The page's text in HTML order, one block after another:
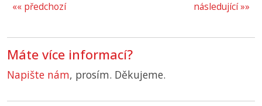
následující »»
«« předchozí
Máte více informací?
Napište nám, prosím. Děkujeme.